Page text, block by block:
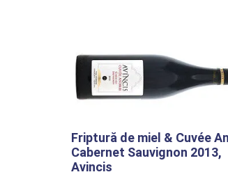
Friptură de miel & Cuvée
Cabernet Sauvignon 2013,
Avincis